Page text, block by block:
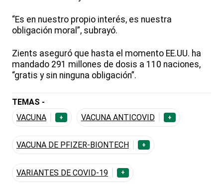
“Es en nuestro propio interés, es nuestra
obligación moral”, subrayó.
Zients aseguró que hasta el momento EE.UU. ha
mandado 291 millones de dosis a 110 naciones,
“gratis y sin ninguna obligación”.
TEMAS -
VACUNA
+ VACUNA ANTICOVID +
VACUNA DE PFIZER-BIONTECH +
VARIANTES DE COVID-19 +